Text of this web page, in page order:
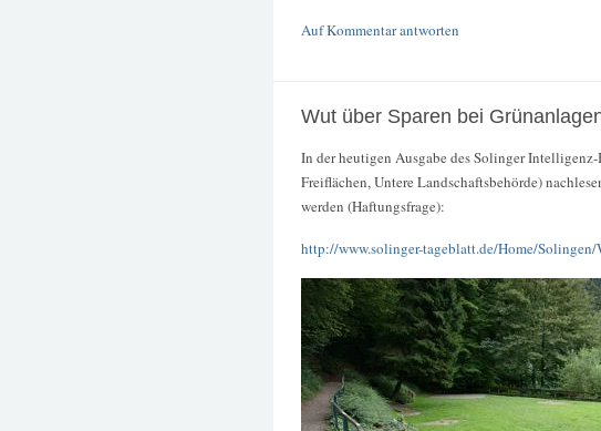
Auf Kommentar antworten
Wut über Sparen bei
In der heutigen Ausgabe des Solinger
Freiflächen, Untere Landschaftsbehörde)
werden (Haftungsfrage):
http://www.solinger-tageblatt.de/Home/Solingen/